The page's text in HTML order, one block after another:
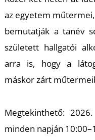
az egyetem
bemutatják a tanév
született hallgatói
arra is, hogy a
máskor zárt
Megtekinthető:
minden napján